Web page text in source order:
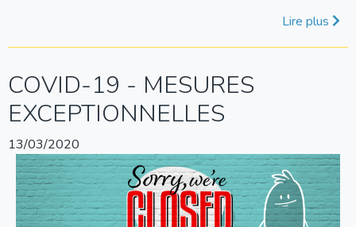
Lire plus
COVID-19 - MESURES
EXCEPTIONNELLES
13/03/2020